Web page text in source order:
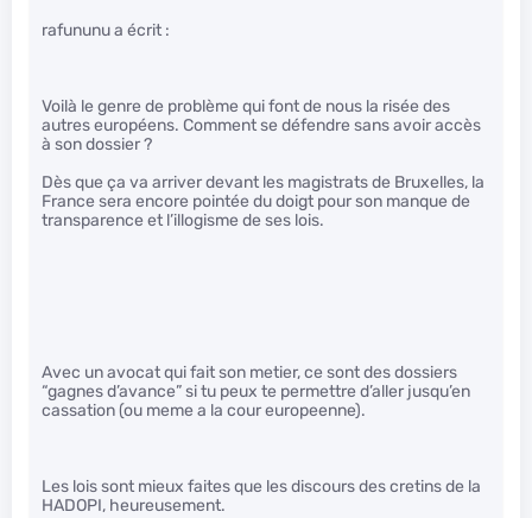
rafununu a écrit :
Voilà le genre de problème qui font de nous la risée des
autres européens. Comment se défendre sans avoir accès
à son dossier ?
Dès que ça va arriver devant les magistrats de Bruxelles, la
France sera encore pointée du doigt pour son manque de
transparence et l’illogisme de ses lois.
Avec un avocat qui fait son metier, ce sont des dossiers
“gagnes d’avance” si tu peux te permettre d’aller jusqu’en
cassation (ou meme a la cour europeenne).
Les lois sont mieux faites que les discours des cretins de la
HADOPI, heureusement.